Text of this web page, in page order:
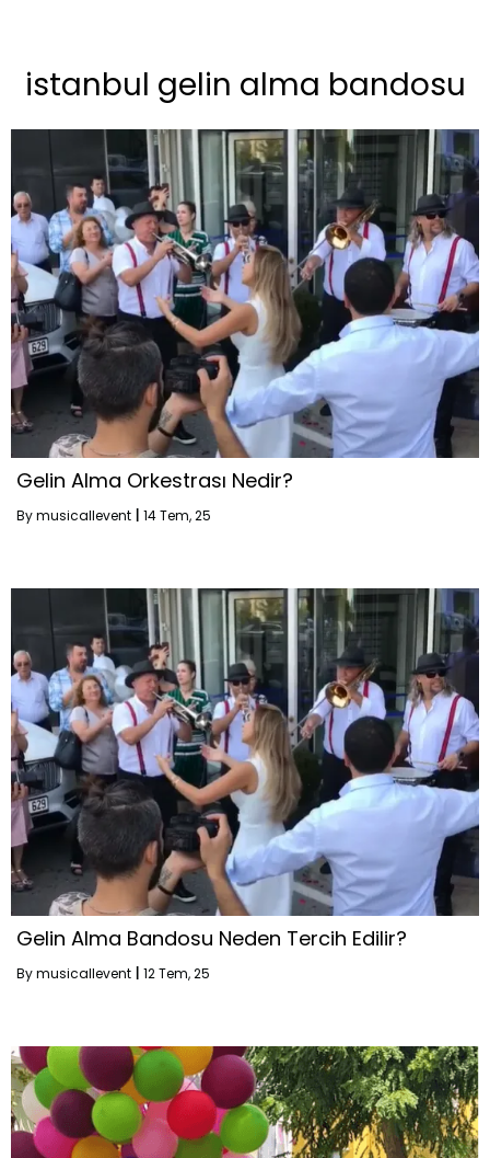
istanbul gelin alma bandosu
Gelin Alma Orkestrası Nedir?
Bymusicallevent 14Tem, 25
Gelin Alma Bandosu Neden Tercih Edilir?
Bymusicallevent 12Tem, 25